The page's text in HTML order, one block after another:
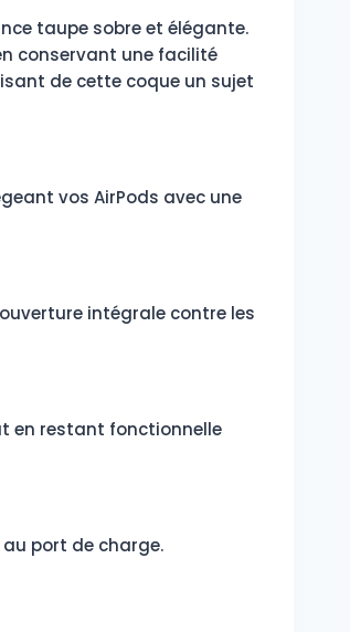
taupe sobre et élégante.
conservant une facilité
de cette coque un sujet
vos AirPods avec une
intégrale contre les
en restant fonctionnelle
au port de charge.